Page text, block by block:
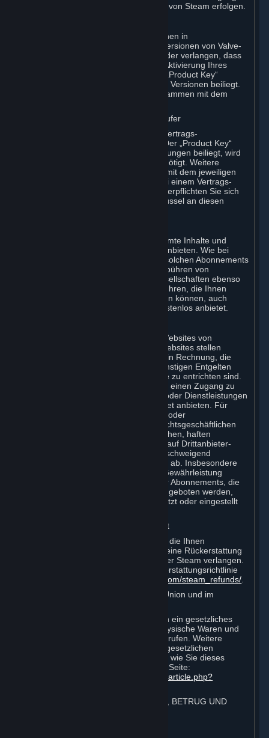
nach geltendem Recht), die außerhalb von Steam erfolgen.
Valve kann Käufern von Produktversionen in
Einzelhandelsverpackung oder OEM-Versionen von Valve-
Produkten ein Abonnement anbieten oder verlangen, dass
sie ein Abonnement abschließen. Zur Aktivierung Ihres
Abonnements wird der „CD-Key“ oder „Product Key“
(Produktschlüssel) benötigt, der diesen Versionen beiliegt.
Weitere Anweisungen erhalten Sie zusammen mit dem
F. Von Steam autorisierte Wiederverkäufer
Sie können Abonnements über einen Vertrags-
Wiederverkäufer von Valve bestellen. Der „Product Key“
(Produktschlüssel), der solchen Bestellungen beiliegt, wird
zur Aktivierung Ihres Abonnements benötigt. Weitere
Anweisungen erhalten Sie zusammen mit dem jeweiligen
Produkt. Wenn Sie ein Abonnement bei einem Vertrags-
Wiederverkäufer von Valve bestellen, verpflichten Sie sich
dadurch, alle Fragen zum Produktschlüssel an diesen
In einigen Fällen kann Valve für bestimmte Inhalte und
Dienste ein kostenloses Abonnement anbieten. Wie bei
allen Abonnements, sind Sie auch bei solchen Abonnements
immer selbst verantwortlich für alle Gebühren von
Internetdienstanbietern und Telefongesellschaften ebenso
wie für alle sonstigen Verbindungsgebühren, die Ihnen
durch die Nutzung von Steam entstehen können, auch
wenn Valve das Abonnement selbst kostenlos anbietet.
Steam stellt gegebenenfalls Links zu Websites von
Drittanbietern bereit. Manche dieser Websites stellen
gegebenenfalls gesonderte Gebühren in Rechnung, die
nicht in Abonnementgebühren oder sonstigen Entgelten
enthalten und somit zusätzlich an Valve zu entrichten sind.
Steam ermöglicht gegebenenfalls auch einen Zugang zu
Drittanbietern, die Inhalte, Waren und/oder Dienstleistungen
auf der Steam-Plattform oder im Internet anbieten. Für
jegliche gesonderten Verbindlichkeiten oder
Zahlungsverpflichtungen, die Sie im rechtsgeschäftlichen
Kontakt mit diesen Drittanbietern eingehen, haften
ausschließlich Sie. Valve gibt in Bezug auf Drittanbieter-
Websites weder ausdrücklich noch stillschweigend
Zusicherungen oder Gewährleistungen ab. Insbesondere
gibt Valve keinerlei Zusicherung oder Gewährleistung
dahingehend ab, dass Leistungen oder Abonnements, die
über diese dritten Leistungsanbieter angeboten werden,
unverändert bleiben und nicht ausgesetzt oder eingestellt
I. Rückerstattungen und Widerrufsrecht
Unbeschadet der gesetzlichen Rechte, die Ihnen
möglicherweise zustehen, können Sie eine Rückerstattung
für Ihre Bestellungen oder Einkäufe über Steam verlangen.
Die Details richten sich nach der Rückerstattungsrichtlinie
http://store.steampowered.com/steam_refunds/
Für Verbraucher in der Europäischen Union und im
Das EU- und das britische Recht sehen ein gesetzliches
Recht vor, bestimmte Verträge über physische Waren und
die Bestellung digitaler Inhalte zu widerrufen. Weitere
Informationen über den Umfang Ihres gesetzlichen
Widerrufsrechts und die Art und Weise, wie Sie dieses
ausüben können, finden Sie auf dieser Seite:
https://support.steampowered.com/kb_article.php?
4. VERHALTEN IM ONLINE-VERKEHR, BETRUG UND